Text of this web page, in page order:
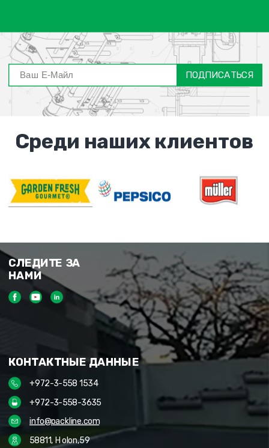
ПОДПИСАТЬСЯ
Среди наших клиентов
СЛЕДИТЕ ЗА
НАМИ
КОНТАКТНЫЕ ДАННЫЕ
+972-3-558 1534
+972-3-558-3635
info@packline.com
58811, Holon,59